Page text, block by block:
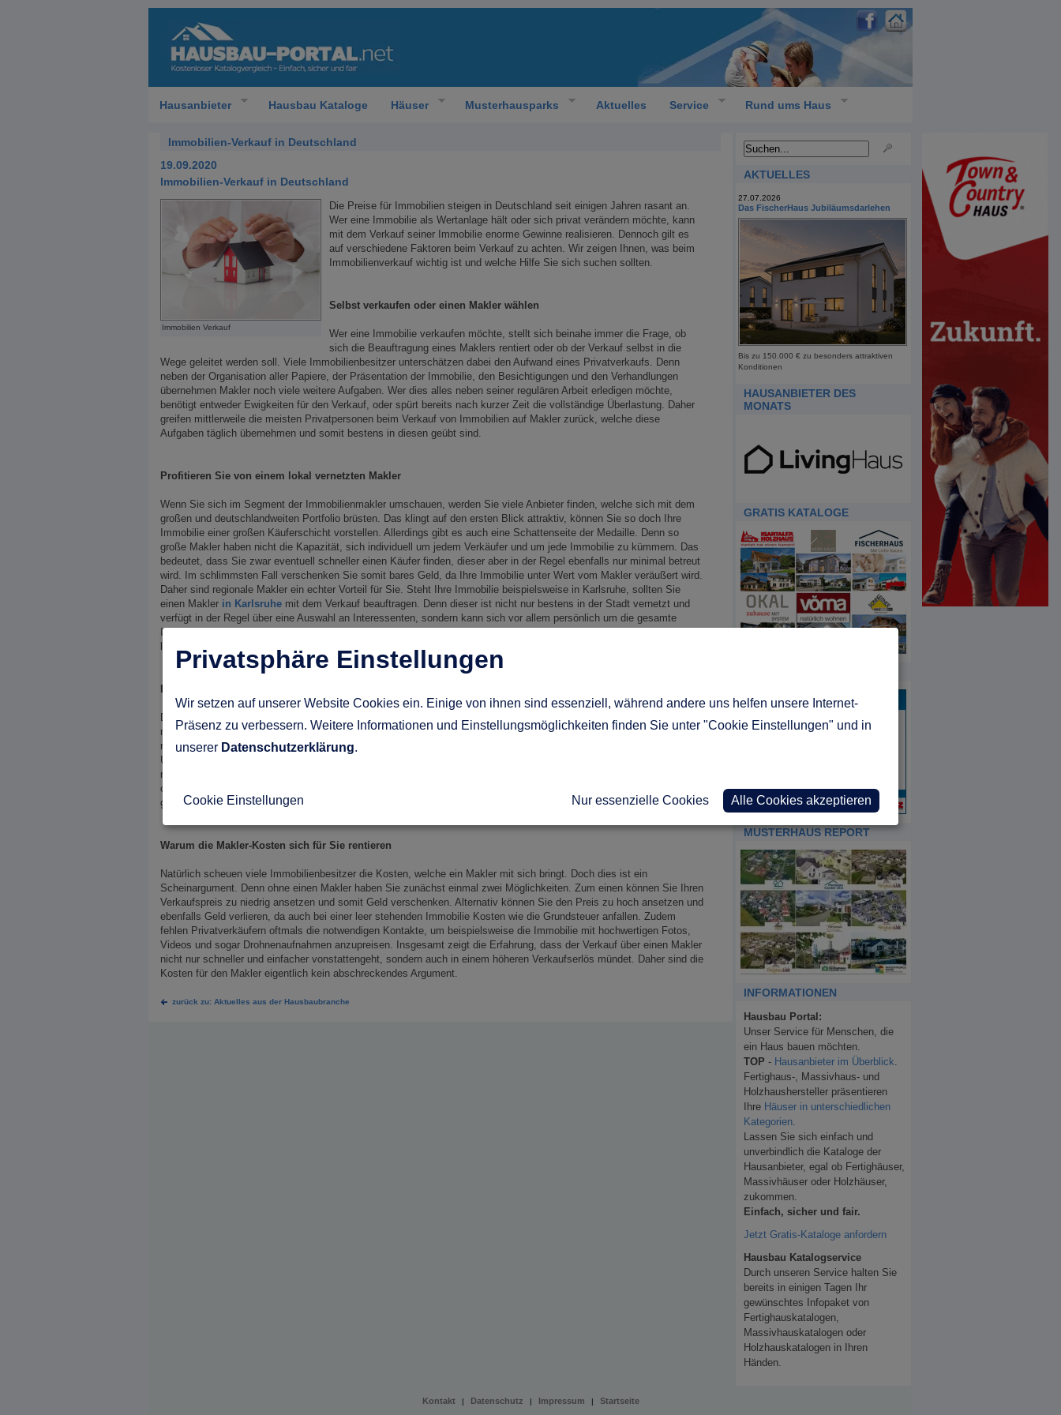
Hausanbieter Hausbau Kataloge Häuser Musterhausparks Aktuelles Service Rund ums Haus
Immobilien-Verkauf in Deutschland
19.09.2020
Immobilien-Verkauf in Deutschland
Immobilien Verkauf
Die Preise für Immobilien steigen in Deutschland seit einigen Jahren rasant an.
Wer eine Immobilie als Wertanlage hält oder sich privat verändern möchte, kann
mit dem Verkauf seiner Immobilie enorme Gewinne realisieren. Dennoch gilt es
auf verschiedene Faktoren beim Verkauf zu achten. Wir zeigen Ihnen, was beim
Immobilienverkauf wichtig ist und welche Hilfe Sie sich suchen sollten.
Selbst verkaufen oder einen Makler wählen
Wer eine Immobilie verkaufen möchte, stellt sich beinahe immer die Frage, ob
sich die Beauftragung eines Maklers rentiert oder ob der Verkauf selbst in die
Wege geleitet werden soll. Viele Immobilienbesitzer unterschätzen dabei den Aufwand eines Privatverkaufs. Denn
neben der Organisation aller Papiere, der Präsentation der Immobilie, den Besichtigungen und den Verhandlungen
übernehmen Makler noch viele weitere Aufgaben. Wer dies alles neben seiner regulären Arbeit erledigen möchte,
benötigt entweder Ewigkeiten für den Verkauf, oder spürt bereits nach kurzer Zeit die vollständige Überlastung. Daher
greifen mittlerweile die meisten Privatpersonen beim Verkauf von Immobilien auf Makler zurück, welche diese
Aufgaben täglich übernehmen und somit bestens in diesen geübt sind.
Profitieren Sie von einem lokal vernetzten Makler
Wenn Sie sich im Segment der Immobilienmakler umschauen, werden Sie viele Anbieter finden, welche sich mit dem
großen und deutschlandweiten Portfolio brüsten. Das klingt auf den ersten Blick attraktiv, können Sie so doch Ihre
Immobilie einer großen Käuferschicht vorstellen. Allerdings gibt es auch eine Schattenseite der Medaille. Denn so
große Makler haben nicht die Kapazität, sich individuell um jedem Verkäufer und um jede Immobilie zu kümmern. Das
bedeutet, dass Sie zwar eventuell schneller einen Käufer finden, dieser aber in der Regel ebenfalls nur minimal betreut
wird. Im schlimmsten Fall verschenken Sie somit bares Geld, da Ihre Immobilie unter Wert vom Makler veräußert wird.
Daher sind regionale Makler ein echter Vorteil für Sie. Steht Ihre Immobilie beispielsweise in Karlsruhe, sollten Sie
einen Makler in Karlsruhe mit dem Verkauf beauftragen. Denn dieser ist nicht nur bestens in der Stadt vernetzt und
verfügt in der Regel über eine Auswahl an Interessenten, sondern kann sich vor allem persönlich um die gesamte
Immobilie und den Verkauf kümmern. Dank der umfangreichen Leistungen verkaufen Sie Ihre Immobilie durch einen
Darüber hinaus gibt es auch neben den finanziellen Vorteilen weitere Vorzüge eines lokalen Maklers. Dieser kennt nicht
nur den lokalen Immobilienmarkt sehr gut, sondern hat in der Regel auch die entsprechenden Beziehungen zu
regionalen Banken, Handwerken und Betrieben, was für die späteren Käufer von Vorteil sein kann. Eine solche
Unterstützung kann unter anderem den Ausschlag bei einer Kaufentscheidung geben. Gute Makler organisieren zudem
nicht nur die Besichtigungen vor Ort, sondern führen für ihre Klienten auch die Verkaufsverhandlungen. Dank der
offenen und schnellen Kommunikation werden Sie als Verkäufer zudem über alle Fortschritte auf dem Laufenden
gehalten und profitieren somit von den transparenten Abläufen.
Warum die Makler-Kosten sich für Sie rentieren
Natürlich scheuen viele Immobilienbesitzer die Kosten, welche ein Makler mit sich bringt. Doch dies ist ein
Scheinargument. Denn ohne einen Makler haben Sie zunächst einmal zwei Möglichkeiten. Zum einen können Sie Ihren
Verkaufspreis zu niedrig ansetzen und somit Geld verschenken. Alternativ können Sie den Preis zu hoch ansetzen und
ebenfalls Geld verlieren, da auch bei einer leer stehenden Immobilie Kosten wie die Grundsteuer anfallen. Zudem
fehlen Privatverkäufern oftmals die notwendigen Kontakte, um beispielsweise die Immobilie mit hochwertigen Fotos,
Videos und sogar Drohnenaufnahmen anzupreisen. Insgesamt zeigt die Erfahrung, dass der Verkauf über einen Makler
nicht nur schneller und einfacher vonstattengeht, sondern auch in einem höheren Verkaufserlös mündet. Daher sind die
Kosten für den Makler eigentlich kein abschreckendes Argument.
zurück zu: Aktuelles aus der Hausbaubranche
AKTUELLES
27.07.2026
Das FischerHaus Jubiläumsdarlehen
Bis zu 150.000 € zu besonders attraktiven
Konditionen
HAUSANBIETER DES
MONATS
GRATIS KATALOGE
MUSTERHAUS REPORT
INFORMATIONEN
Hausbau Portal:
Unser Service für Menschen, die
ein Haus bauen möchten.
TOP - Hausanbieter im Überblick
Fertighaus-, Massivhaus- und
Holzhaushersteller präsentieren
Ihre Häuser in unterschiedlichen
Kategorien
Lassen Sie sich einfach und
unverbindlich die Kataloge der
Hausanbieter, egal ob Fertighäuser,
Massivhäuser oder Holzhäuser,
zukommen.
Einfach, sicher und fair.
Jetzt Gratis-Kataloge anfordern
Hausbau Katalogservice
Durch unseren Service halten Sie
bereits in einigen Tagen Ihr
gewünschtes Infopaket von
Fertighauskatalogen,
Massivhauskatalogen oder
Holzhauskatalogen in Ihren
Händen.
Kontakt | Datenschutz | Impressum | Startseite
Privatsphäre Einstellungen
Wir setzen auf unserer Website Cookies ein. Einige von ihnen sind essenziell, während andere uns helfen unsere Internet-
Präsenz zu verbessern. Weitere Informationen und Einstellungsmöglichkeiten finden Sie unter "Cookie Einstellungen" und in
unserer Datenschutzerklärung.
Cookie Einstellungen Nur essenzielle Cookies Alle Cookies akzeptieren